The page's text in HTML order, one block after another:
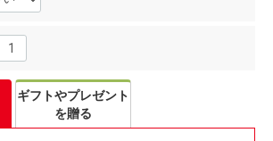
ギフトやプレゼント
を贈る